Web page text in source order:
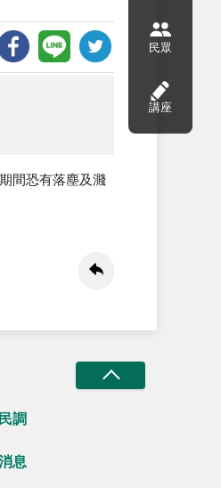
間恐有落塵及濺
民眾
講座
調
息